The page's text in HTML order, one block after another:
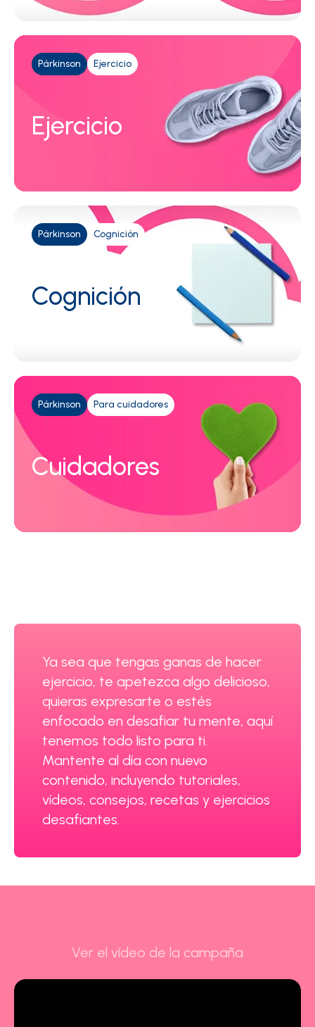
Párkinson Ejercicio
Ejercicio
Párkinson Cognición
Cognición
Párkinson Para cuidadores
Cuidadores
Ya sea que tengas ganas de hacer
ejercicio, te apetezca algo delicioso,
quieras expresarte o estés
enfocado en desafiar tu mente, aquí
tenemos todo listo para ti.
Mantente al día con nuevo
contenido, incluyendo tutoriales,
vídeos, consejos, recetas y ejercicios
desafiantes.
Ver el vídeo de la campaña